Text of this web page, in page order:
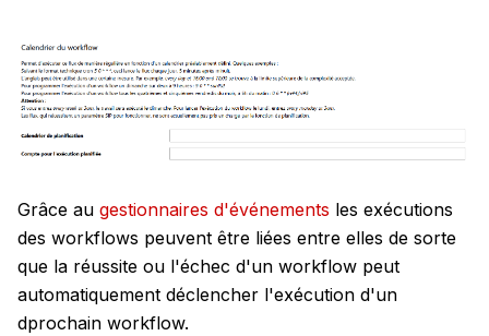
Grâce au gestionnaires d'événements les exécutions
des workflows peuvent être liées entre elles de sorte
que la réussite ou l'échec d'un workflow peut
automatiquement déclencher l'exécution d'un
dprochain workflow.